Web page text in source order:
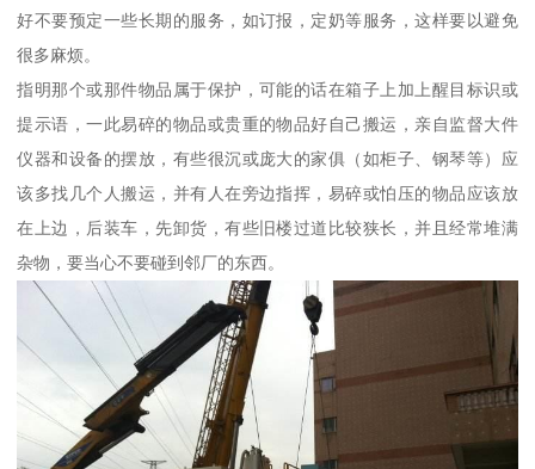
好不要预定一些长期的服务，如订报，定奶等服务，这样要以避免
很多麻烦。
指明那个或那件物品属于保护，可能的话在箱子上加上醒目标识或
提示语，一此易碎的物品或贵重的物品好自己搬运，亲自监督大件
仪器和设备的摆放，有些很沉或庞大的家俱（如柜子、钢琴等）应
该多找几个人搬运，并有人在旁边指挥，易碎或怕压的物品应该放
在上边，后装车，先卸货，有些旧楼过道比较狭长，并且经常堆满
杂物，要当心不要碰到邻厂的东西。